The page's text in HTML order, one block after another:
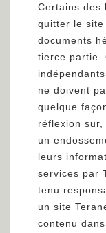
Certains des
quitter le site
documents
tierce partie.
ne doivent
quelque
réflexion
un
leurs
services par
tenu
un site
contenu